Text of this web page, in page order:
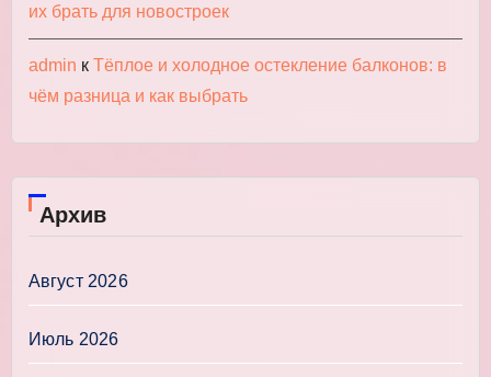
их брать для новостроек
admin к Тёплое и холодное остекление балконов: в
чём разница и как выбрать
Архив
Август 2026
Июль 2026